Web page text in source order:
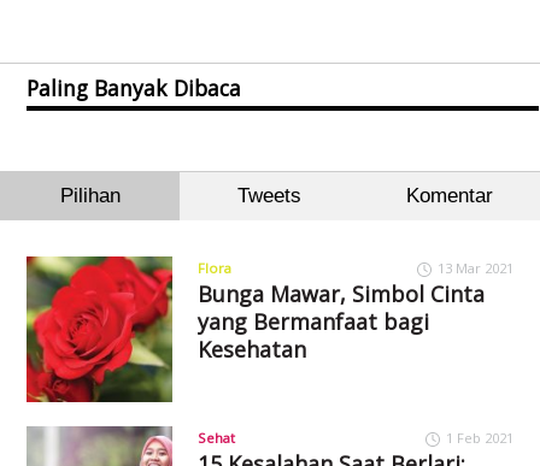
Paling Banyak Dibaca
Pilihan Tweets Komentar
Flora 13 Mar 2021
Bunga Mawar, Simbol Cinta
yang Bermanfaat bagi
Kesehatan
Sehat 1 Feb 2021